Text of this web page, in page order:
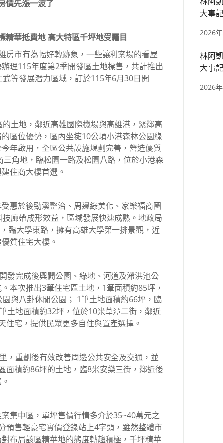
價先漲一波了
精華抵費地 高大特區千坪地受矚目
房市有為幅好轉跡象，一些讓利案場的看屋
理115年度第2季開發區土地標售，共計推出
等發展潛力區域，訂於115年6月30日開
土地，鄰近高雄國際機場與高雄港，緊鄰高
區位優勢，區內坐擁10公頃小港森林公園綠
年啟用，全區公共設施規劃完善，營造優質
角地，臨松園一路及松園八路，位於小港森
住商大樓首選。
惠於後勁溪整治、周邊綠美化、家樂福商圈
廊帶成形效益，區域發展快速成熟。地政局
臨大學東路，擁有高雄大學第一排景觀，近
質住宅大樓。
發完成後興闢公園、綠地、河道及滯洪池公
本次推出3筆住宅區土地，1筆面積約85坪，
與八卦休閒公園； 1筆土地面積約66坪，臨
土地面積約32坪，位於10米草潭二街，鄰近
住宅，提供民眾更多自住與置產選擇。
，重劃後有效改善周邊公共安全及交通，並
面積約86坪的土地，臨8米安樂三街，鄰近後
集中區，單坪售價行情多介於35~40萬元之
預售輕豪宅實價登錄站上4字頭，雖然整體市
布局該區精華地的態度轉趨積極，千坪精華
大事
2026
林阿
大事
2026